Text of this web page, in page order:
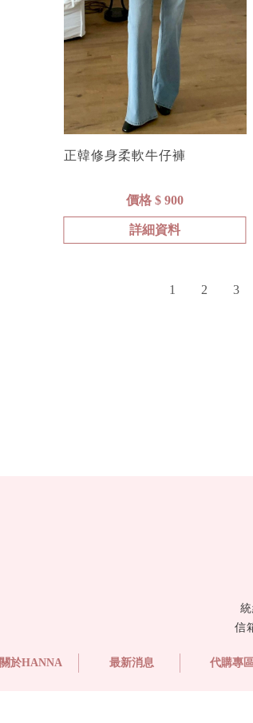
正韓修身柔軟牛仔褲
價格 $ 900
詳細資料
1 2 3
關於HANNA 最新消息 代購專